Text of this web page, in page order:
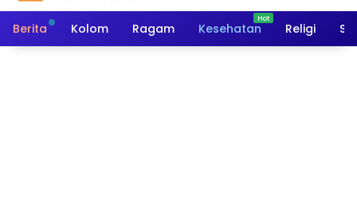
Berita Kolom Ragam Kesehatan Religi